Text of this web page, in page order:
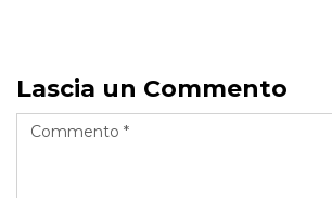
Lascia un Commento